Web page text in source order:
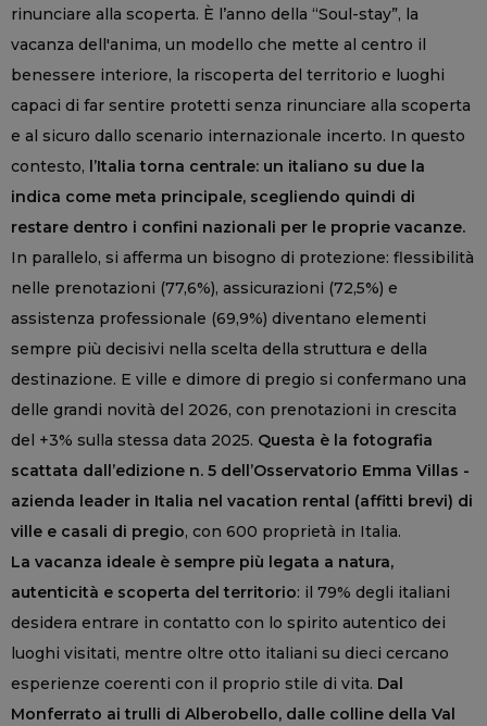
rinunciare alla scoperta. È l’anno della “Soul-stay”, la
vacanza dell'anima, un modello che mette al centro il
benessere interiore, la riscoperta del territorio e luoghi
capaci di far sentire protetti senza rinunciare alla scoperta
e al sicuro dallo scenario internazionale incerto. In questo
contesto, l’Italia torna centrale: un italiano su due la
indica come meta principale, scegliendo quindi di
restare dentro i confini nazionali per le proprie vacanze.
In parallelo, si afferma un bisogno di protezione: flessibilità
nelle prenotazioni (77,6%), assicurazioni (72,5%) e
assistenza professionale (69,9%) diventano elementi
sempre più decisivi nella scelta della struttura e della
destinazione. E ville e dimore di pregio si confermano una
delle grandi novità del 2026, con prenotazioni in crescita
del +3% sulla stessa data 2025. Questa è la fotografia
scattata dall’edizione n. 5 dell’Osservatorio Emma Villas -
azienda leader in Italia nel vacation rental (affitti brevi) di
ville e casali di pregio, con 600 proprietà in Italia.
La vacanza ideale è sempre più legata a natura,
autenticità e scoperta del territorio: il 79% degli italiani
desidera entrare in contatto con lo spirito autentico dei
luoghi visitati, mentre oltre otto italiani su dieci cercano
esperienze coerenti con il proprio stile di vita. Dal
Monferrato ai trulli di Alberobello, dalle colline della Val